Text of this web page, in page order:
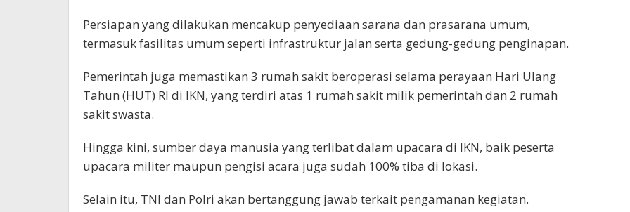
Persiapan yang dilakukan mencakup penyediaan sarana dan prasarana umum,
termasuk fasilitas umum seperti infrastruktur jalan serta gedung-gedung penginapan.
Pemerintah juga memastikan 3 rumah sakit beroperasi selama perayaan Hari Ulang
Tahun (HUT) RI di IKN, yang terdiri atas 1 rumah sakit milik pemerintah dan 2 rumah
sakit swasta.
Hingga kini, sumber daya manusia yang terlibat dalam upacara di IKN, baik peserta
upacara militer maupun pengisi acara juga sudah 100% tiba di lokasi.
Selain itu, TNI dan Polri akan bertanggung jawab terkait pengamanan kegiatan.